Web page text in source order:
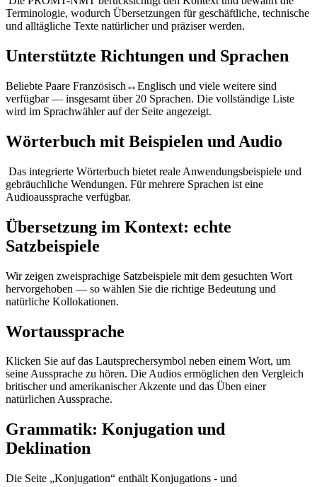
Terminologie, wodurch Übersetzungen für geschäftliche, technische
und alltägliche Texte natürlicher und präziser werden.
Unterstützte Richtungen und Sprachen
Beliebte Paare Französisch↔Englisch und viele weitere sind
verfügbar — insgesamt über 20 Sprachen. Die vollständige Liste
wird im Sprachwähler auf der Seite angezeigt.
Wörterbuch mit Beispielen und Audio
Das integrierte Wörterbuch bietet reale Anwendungsbeispiele und
gebräuchliche Wendungen. Für mehrere Sprachen ist eine
Audioaussprache verfügbar.
Übersetzung im Kontext: echte
Satzbeispiele
Wir zeigen zweisprachige Satzbeispiele mit dem gesuchten Wort
hervorgehoben — so wählen Sie die richtige Bedeutung und
natürliche Kollokationen.
Wortaussprache
Klicken Sie auf das Lautsprechersymbol neben einem Wort, um
seine Aussprache zu hören. Die Audios ermöglichen den Vergleich
britischer und amerikanischer Akzente und das Üben einer
natürlichen Aussprache.
Grammatik: Konjugation und
Deklination
Die Seite „Konjugation“ enthält Konjugations - und